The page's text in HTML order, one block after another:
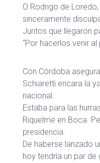
O Rodrigo de
sinceramente
Juntos que llegaron
“Por hacerlos venir al
Con Córdoba
Schiaretti encara la
nacional.
Estaba para las
Riquelme en Boca.
presidencia.
De haberse lanzado
hoy tendría un par